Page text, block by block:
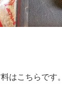
はこちらです。